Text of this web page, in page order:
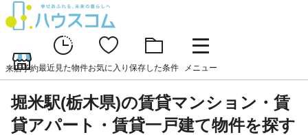
来店予約最近見た物件お気に入り 保存した条件 メニュー
堀米駅(栃木県)の賃貸マンション・賃
貸アパート・賃貸一戸建て物件を探す